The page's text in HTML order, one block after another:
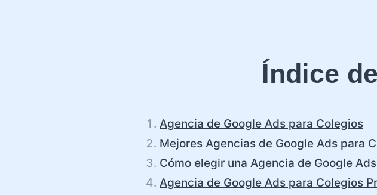
Índice
Agencia de Google Ads para Colegios
Mejores Agencias de Google Ads para
Cómo elegir una Agencia de Google
Agencia de Google Ads para Colegios